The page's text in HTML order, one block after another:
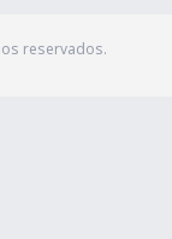
reservados.